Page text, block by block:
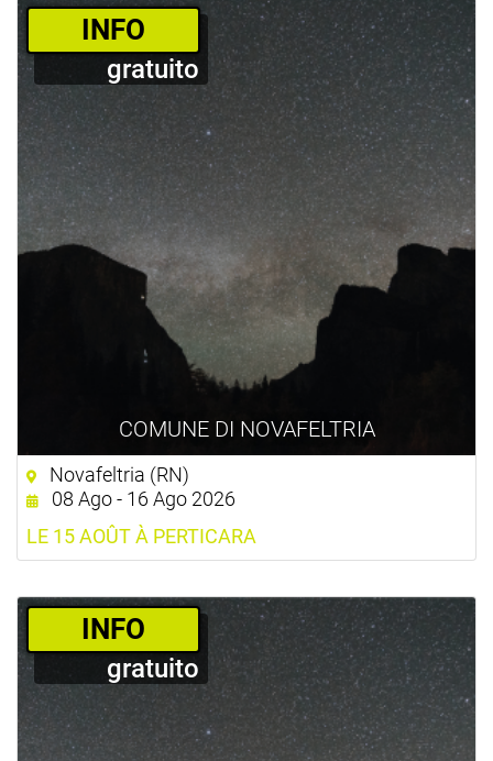
COMUNE DI NOVAFELTRIA
­INFO
gratuito
Novafeltria (RN)
08 Ago - 16 Ago 2026
LE 15 AOÛT À PERTICARA
­INFO
gratuito